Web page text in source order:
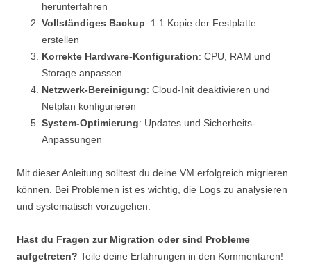
herunterfahren
Vollständiges Backup: 1:1 Kopie der Festplatte
erstellen
Korrekte Hardware-Konfiguration: CPU, RAM und
Storage anpassen
Netzwerk-Bereinigung: Cloud-Init deaktivieren und
Netplan konfigurieren
System-Optimierung: Updates und Sicherheits-
Anpassungen
Mit dieser Anleitung solltest du deine VM erfolgreich migrieren
können. Bei Problemen ist es wichtig, die Logs zu analysieren
und systematisch vorzugehen.
Hast du Fragen zur Migration oder sind Probleme
aufgetreten? Teile deine Erfahrungen in den Kommentaren!